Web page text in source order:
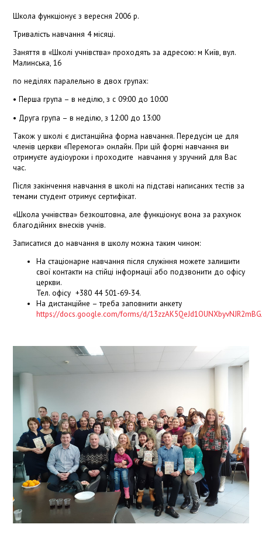
Школа функціонує з вересня 2006 р.
Тривалість навчання 4 місяці.
Заняття в «Школі учнівства» проходять за адресою: м Київ, вул.
Малинська, 16
по неділях паралельно в двох групах:
• Перша група – в неділю, з с 09:00 до 10:00
• Друга група – в неділю, з 12:00 до 13:00
Також у школі є дистанційна форма навчання. Передусім це для
членів церкви «Перемога» онлайн. При цій формі навчання ви
отримуєте аудіоуроки і проходите навчання у зручний для Вас
час.
Після закінчення навчання в школі на підставі написаних тестів за
темами студент отримує сертифікат.
«Школа учнівства» безкоштовна, але функціонує вона за рахунок
благодійних внесків учнів.
Записатися до навчання в школу можна таким чином:
На стаціонарне навчання після служіння можете залишити
свої контакти на стійці інформації або подзвонити до офісу
церкви.
Тел. офісу +380 44 501-69-34.
На дистанційне – треба заповнити анкету
https://docs.google.com/forms/d/